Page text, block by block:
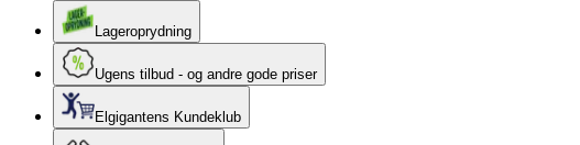
Lageroprydning
Ugens tilbud - og andre gode priser
Elgigantens Kundeklub